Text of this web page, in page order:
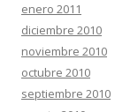
enero 2011
diciembre 2010
noviembre 2010
octubre 2010
septiembre 2010